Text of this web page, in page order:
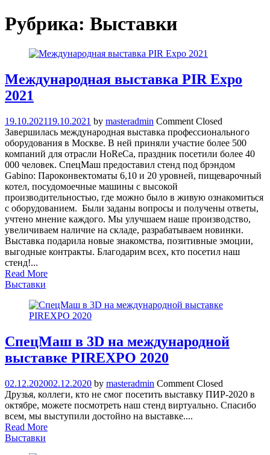
Рубрика: Выставки
Международная выставка PIR Expo
2021
19.10.202119.10.2021 by masteradmin Comment Closed
Завершилась международная выставка профессионального
оборудования в Москве. В ней приняли участие более 500
компаний для отрасли HoReCa, праздник посетили более 40
000 человек. СпецМаш предоставил стенд под брэндом
Gabino: Пароконвектоматы 6,10 и 20 уровней, пищеварочный
котел, посудомоечные машины с высокой
производительностью, где можно было в живую ознакомиться
с оборудованием. Были заданы вопросы и получены ответы,
учтено мнение каждого. Мы улучшаем наше производство,
увеличиваем наличие на складе, разрабатываем новинки.
Выставка подарила новые знакомства, позитивные эмоции,
выгодные контракты. Благодарим всех, кто посетил наш
стенд!...
Read More
Выставки
СпецМаш в 3D на международной
выставке PIREXPO 2020
02.12.202002.12.2020 by masteradmin Comment Closed
Друзья, коллеги, кто не смог посетить выставку ПИР-2020 в
октябре, можете посмотреть наш стенд виртуально. Спасибо
всем, мы выступили достойно на выставке....
Read More
Выставки